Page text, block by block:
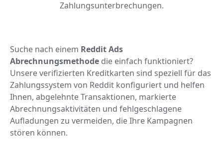
Zahlungsunterbrechungen.
Suche nach einem Reddit Ads
Abrechnungsmethode die einfach funktioniert?
Unsere verifizierten Kreditkarten sind speziell für das
Zahlungssystem von Reddit konfiguriert und helfen
Ihnen, abgelehnte Transaktionen, markierte
Abrechnungsaktivitäten und fehlgeschlagene
Aufladungen zu vermeiden, die Ihre Kampagnen
stören können.